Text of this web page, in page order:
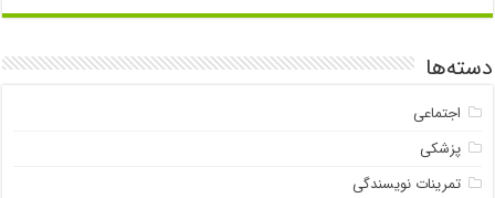
دسته‌ها
اجتماعی
پزشکی
تمرینات نویسندگی